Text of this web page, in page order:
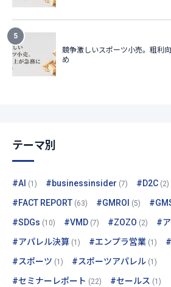
テーマ別
#AI (1) #businessinsider (7) #D2C (2)
#FACT REPORT (63) #GMROI (5)
#SDGs (10) #VMD (7) #ZOZO (2) #
#アパレル決算 (1) #エンプラ営業 (1)
#スポーツ (1) #スポーツアパレル (1)
#セミナーレポート (22) #セールス (1)